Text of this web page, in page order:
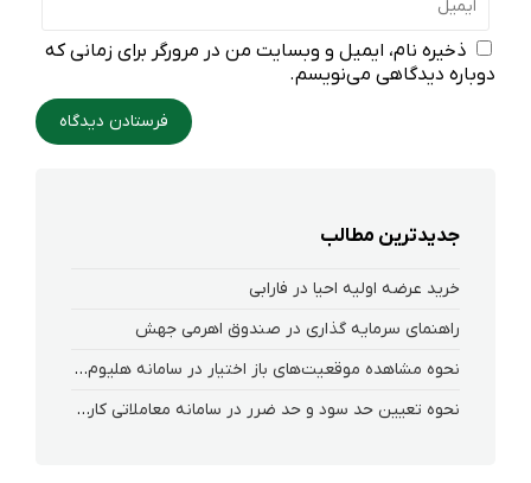
ذخیره نام، ایمیل و وبسایت من در مرورگر برای زمانی که
دوباره دیدگاهی می‌نویسم.
جدیدترین مطالب
خرید عرضه اولیه احیا در فارابی
راهنمای سرمایه گذاری در صندوق اهرمی جهش
نحوه‌ مشاهده‌ موقعیت‌های باز اختیار در سامانه هلیوم و نکست
نحوه تعیین حد سود و حد ضرر در سامانه معاملاتی کارگزاری فارابی